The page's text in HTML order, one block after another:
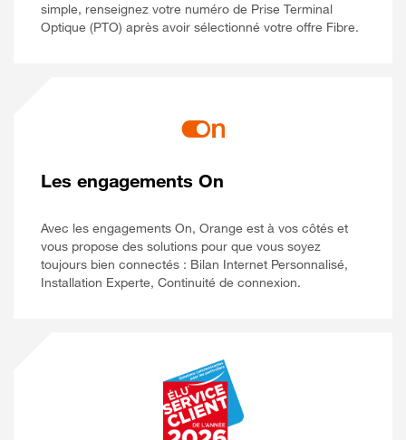
simple, renseignez votre numéro de Prise Terminal
Optique (PTO) après avoir sélectionné votre offre Fibre.
Les engagements On
Avec les engagements On, Orange est à vos côtés et
vous propose des solutions pour que vous soyez
toujours bien connectés : Bilan Internet Personnalisé,
Installation Experte, Continuité de connexion.